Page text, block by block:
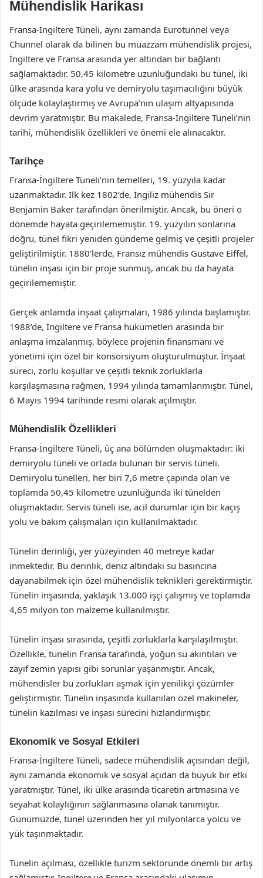
Mühendislik Harikası
Fransa-İngiltere Tüneli, aynı zamanda Eurotunnel veya
Chunnel olarak da bilinen bu muazzam mühendislik projesi,
İngiltere ve Fransa arasında yer altından bir bağlantı
sağlamaktadır. 50,45 kilometre uzunluğundaki bu tünel, iki
ülke arasında kara yolu ve demiryolu taşımacılığını büyük
ölçüde kolaylaştırmış ve Avrupa’nın ulaşım altyapısında
devrim yaratmıştır. Bu makalede, Fransa-İngiltere Tüneli’nin
tarihi, mühendislik özellikleri ve önemi ele alınacaktır.
Tarihçe
Fransa-İngiltere Tüneli’nin temelleri, 19. yüzyıla kadar
uzanmaktadır. İlk kez 1802’de, İngiliz mühendis Sir
Benjamin Baker tarafından önerilmiştir. Ancak, bu öneri o
dönemde hayata geçirilememiştir. 19. yüzyılın sonlarına
doğru, tünel fikri yeniden gündeme gelmiş ve çeşitli projeler
geliştirilmiştir. 1880’lerde, Fransız mühendis Gustave Eiffel,
tünelin inşası için bir proje sunmuş, ancak bu da hayata
geçirilememiştir.
Gerçek anlamda inşaat çalışmaları, 1986 yılında başlamıştır.
1988’de, İngiltere ve Fransa hükümetleri arasında bir
anlaşma imzalanmış, böylece projenin finansmanı ve
yönetimi için özel bir konsorsiyum oluşturulmuştur. İnşaat
süreci, zorlu koşullar ve çeşitli teknik zorluklarla
karşılaşmasına rağmen, 1994 yılında tamamlanmıştır. Tünel,
6 Mayıs 1994 tarihinde resmi olarak açılmıştır.
Mühendislik Özellikleri
Fransa-İngiltere Tüneli, üç ana bölümden oluşmaktadır: iki
demiryolu tüneli ve ortada bulunan bir servis tüneli.
Demiryolu tünelleri, her biri 7,6 metre çapında olan ve
toplamda 50,45 kilometre uzunluğunda iki tünelden
oluşmaktadır. Servis tüneli ise, acil durumlar için bir kaçış
yolu ve bakım çalışmaları için kullanılmaktadır.
Tünelin derinliği, yer yüzeyinden 40 metreye kadar
inmektedir. Bu derinlik, deniz altındaki su basıncına
dayanabilmek için özel mühendislik teknikleri gerektirmiştir.
Tünelin inşasında, yaklaşık 13.000 işçi çalışmış ve toplamda
4,65 milyon ton malzeme kullanılmıştır.
Tünelin inşası sırasında, çeşitli zorluklarla karşılaşılmıştır.
Özellikle, tünelin Fransa tarafında, yoğun su akıntıları ve
zayıf zemin yapısı gibi sorunlar yaşanmıştır. Ancak,
mühendisler bu zorlukları aşmak için yenilikçi çözümler
geliştirmiştir. Tünelin inşasında kullanılan özel makineler,
tünelin kazılması ve inşası sürecini hızlandırmıştır.
Ekonomik ve Sosyal Etkileri
Fransa-İngiltere Tüneli, sadece mühendislik açısından değil,
aynı zamanda ekonomik ve sosyal açıdan da büyük bir etki
yaratmıştır. Tünel, iki ülke arasında ticaretin artmasına ve
seyahat kolaylığının sağlanmasına olanak tanımıştır.
Günümüzde, tünel üzerinden her yıl milyonlarca yolcu ve
yük taşınmaktadır.
Tünelin açılması, özellikle turizm sektöründe önemli bir artış